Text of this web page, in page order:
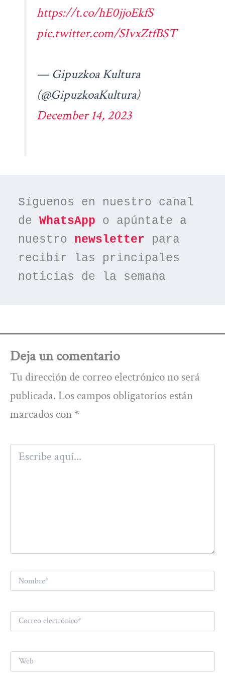
https://t.co/hE0jjoEkfS
pic.twitter.com/SIvxZtfBST
— Gipuzkoa Kultura
(@GipuzkoaKultura)
December 14, 2023
Síguenos en nuestro canal
de WhatsApp o apúntate a
nuestro newsletter para
recibir las principales
noticias de la semana
Deja un comentario
Tu dirección de correo electrónico no será
publicada. Los campos obligatorios están
marcados con *
Escribe
aquí...
Nombre*
Correo
electrónico*
Web